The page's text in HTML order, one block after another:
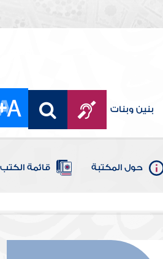
بنين وبنات
حول المكتبة قائمة الكتب